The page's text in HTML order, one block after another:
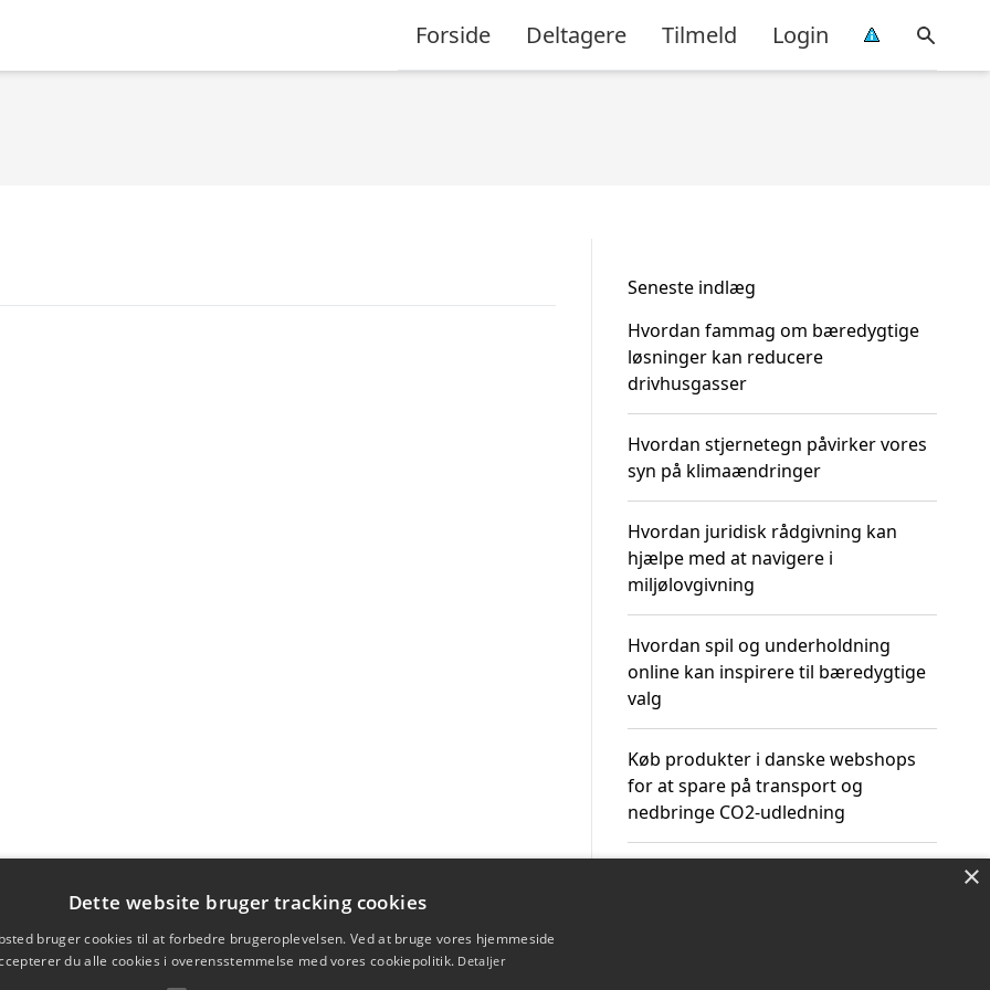
Forside Deltagere Tilmeld Login
Seneste indlæg
Hvordan fammag om bæredygtige
løsninger kan reducere
drivhusgasser
Hvordan stjernetegn påvirker vores
syn på klimaændringer
Hvordan juridisk rådgivning kan
hjælpe med at navigere i
miljølovgivning
Hvordan spil og underholdning
online kan inspirere til bæredygtige
valg
Køb produkter i danske webshops
for at spare på transport og
nedbringe CO2-udledning
×
Dette website bruger tracking cookies
bruger cookies til at forbedre brugeroplevelsen. Ved at bruge vores hjemmeside
du alle cookies i overensstemmelse med vores cookiepolitik. Detaljer